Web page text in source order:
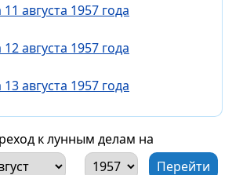
августа 1957 года
августа 1957 года
августа 1957 года
к лунным делам на